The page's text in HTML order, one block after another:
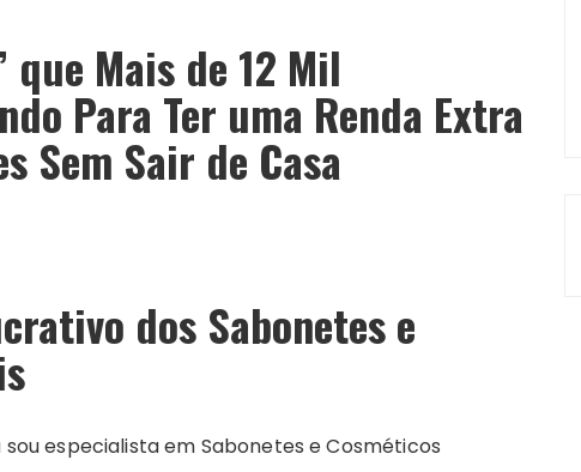
que Mais de 12 Mil
Para Ter uma Renda Extra
Sem Sair de Casa
dos Sabonetes e
especialista em Sabonetes e Cosméticos